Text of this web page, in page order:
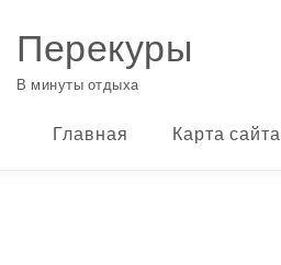
Перекуры
В минуты отдыха
Главная Карта сайта